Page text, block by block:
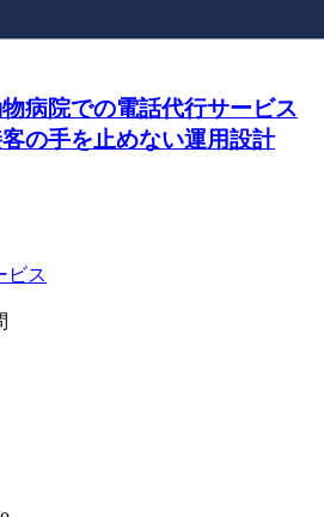
病院での電話代行サービス
の手を止めない運用設計
ビス